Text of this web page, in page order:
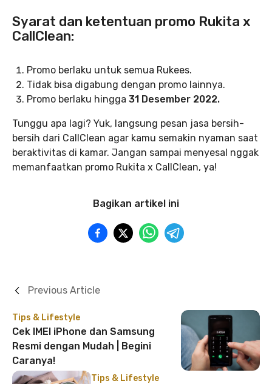
Syarat dan ketentuan promo Rukita x
CallClean:
Promo berlaku untuk semua Rukees.
Tidak bisa digabung dengan promo lainnya.
Promo berlaku hingga 31 Desember 2022.
Tunggu apa lagi? Yuk, langsung pesan jasa bersih-
bersih dari CallClean agar kamu semakin nyaman saat
beraktivitas di kamar. Jangan sampai menyesal nggak
memanfaatkan promo Rukita x CallClean, ya!
Bagikan artikel ini
Tips & Lifestyle
Cek IMEI iPhone dan Samsung
Resmi dengan Mudah | Begini
Caranya!
Previous Article
Tips & Lifestyle